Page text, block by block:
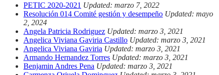
PETIC 2020-2021 Updated: marzo 7, 2022
Resolución 014 Comité gestión y desempeño Updated: mayo
2, 2024
Angela Patricia Rodriguez Updated: marzo 3, 2021
Angelica Viviana Gaviria Castillo Updated: marzo 3, 2021
Angelica Viviana Gaviria Updated: marzo 3, 2021
Armando Hernandez Torres Updated: marzo 3, 2021
Benjamin Andres Pena Updated: marzo 3, 2021